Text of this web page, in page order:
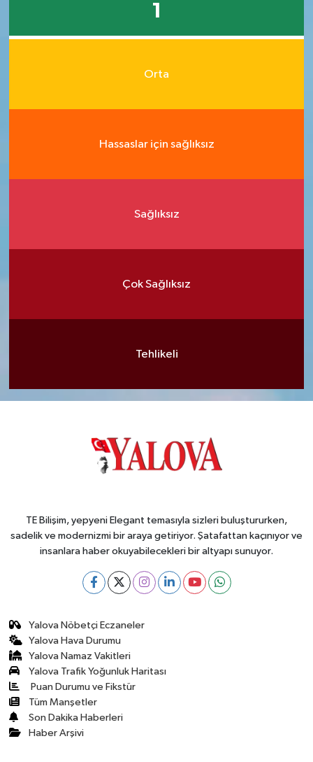
1
Orta
Hassaslar için sağlıksız
Sağlıksız
Çok Sağlıksız
Tehlikeli
TE Bilişim, yepyeni Elegant temasıyla sizleri buluştururken,
sadelik ve modernizmi bir araya getiriyor. Şatafattan kaçınıyor ve
insanlara haber okuyabilecekleri bir altyapı sunuyor.
Yalova Nöbetçi Eczaneler
Yalova Hava Durumu
Yalova Namaz Vakitleri
Yalova Trafik Yoğunluk Haritası
Puan Durumu ve Fikstür
Tüm Manşetler
Son Dakika Haberleri
Haber Arşivi